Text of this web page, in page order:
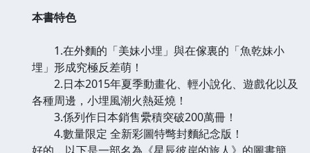
本書特色
1.在外麵的「美妹小埋」與在傢裏的「魚乾妹小
埋」形成究極反差萌！
2.日本2015年夏季動畫化、輕小說化、遊戲化以及
各種周邊，小埋風潮火熱延燒！
3.係列作日本銷售纍積突破200萬冊！
4.數量限定 全新彩圖特彆封麵紀念版！